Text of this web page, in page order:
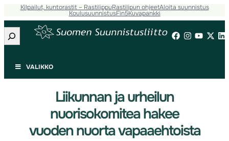
Kilpailut, kuntorastit – RastilippuRastilipun ohjeetAloita suunnistus
KoulusuunnistusFin5Kuvapankki
Etsi
VALIKKO
Liikunnan ja urheilun
nuorisokomitea hakee
vuoden nuorta vapaaehtoista